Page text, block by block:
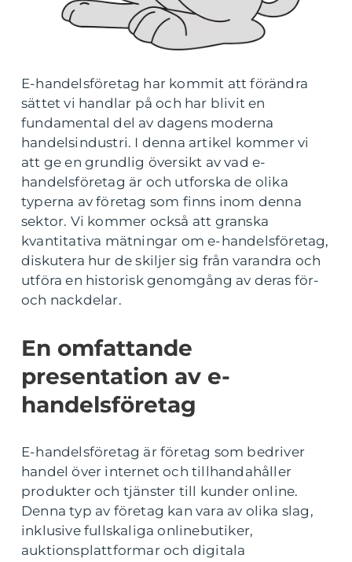
E-handelsföretag har kommit att förändra
sättet vi handlar på och har blivit en
fundamental del av dagens moderna
handelsindustri. I denna artikel kommer vi
att ge en grundlig översikt av vad e-
handelsföretag är och utforska de olika
typerna av företag som finns inom denna
sektor. Vi kommer också att granska
kvantitativa mätningar om e-handelsföretag,
diskutera hur de skiljer sig från varandra och
utföra en historisk genomgång av deras för-
och nackdelar.
En omfattande
presentation av e-
handelsföretag
E-handelsföretag är företag som bedriver
handel över internet och tillhandahåller
produkter och tjänster till kunder online.
Denna typ av företag kan vara av olika slag,
inklusive fullskaliga onlinebutiker,
auktionsplattformar och digitala